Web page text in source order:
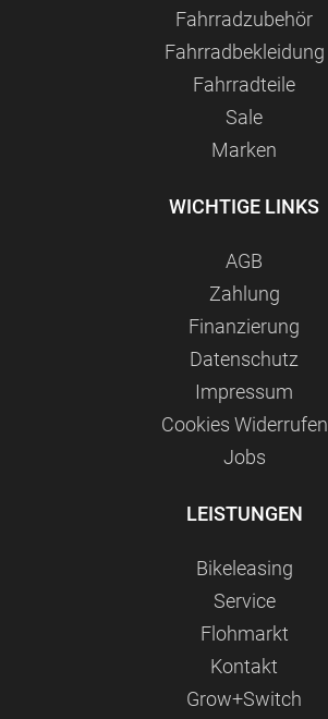
Fahrradzubehör
Fahrradbekleidung
Fahrradteile
Sale
Marken
WICHTIGE LINKS
AGB
Zahlung
Finanzierung
Datenschutz
Impressum
Сookies Widerrufen
Jobs
LEISTUNGEN
Bikeleasing
Service
Flohmarkt
Kontakt
Grow+Switch